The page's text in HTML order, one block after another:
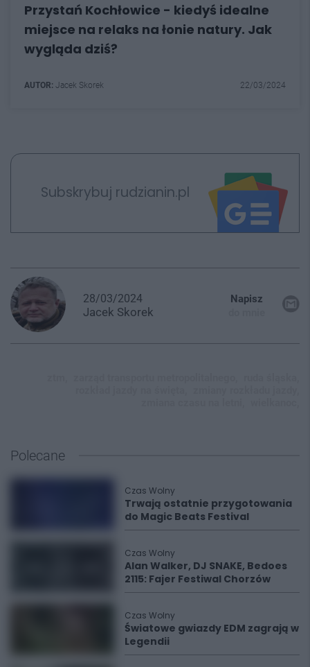
Przystań Kochłowice - kiedyś idealne
miejsce na relaks na łonie natury. Jak
wygląda dziś?
AUTOR: Jacek Skorek 22/03/2024
Subskrybuj rudzianin.pl
28/03/2024
Jacek Skorek
Napisz
Polecane
Czas Wolny
Trwają ostatnie przygotowania
do Magic Beats Festival
Czas Wolny
Alan Walker, DJ SNAKE, Bedoes
2115: Fajer Festiwal Chorzów
Czas Wolny
Światowe gwiazdy EDM zagrają w
Legendii